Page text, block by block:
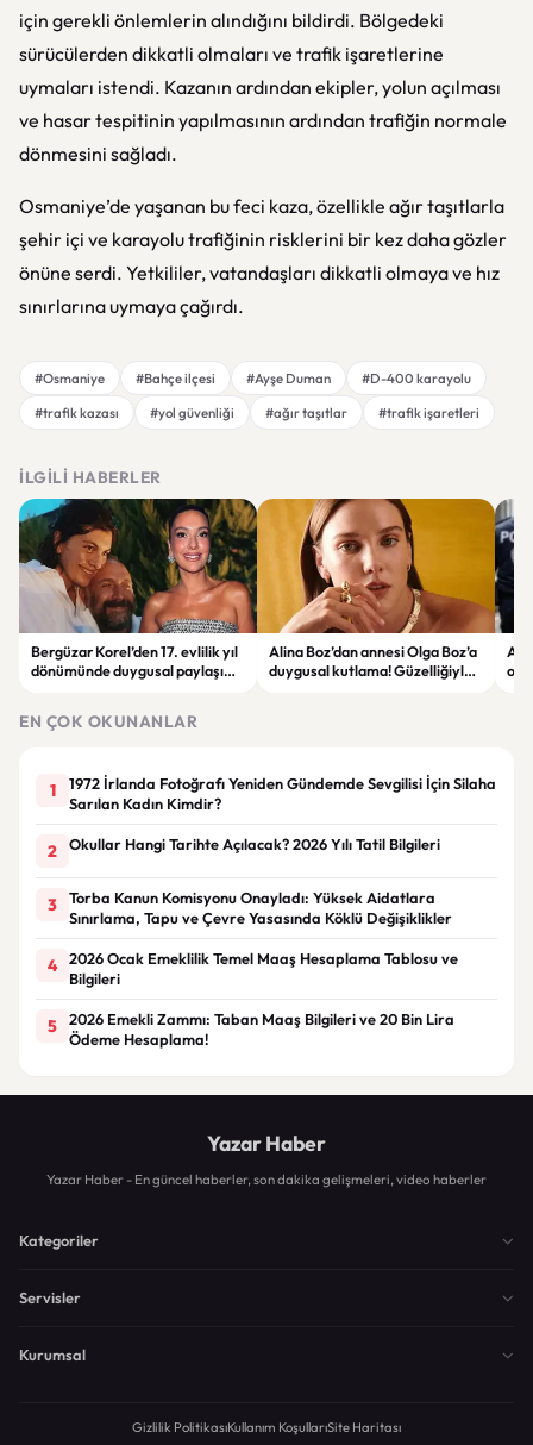
için gerekli önlemlerin alındığını bildirdi. Bölgedeki
sürücülerden dikkatli olmaları ve trafik işaretlerine
uymaları istendi. Kazanın ardından ekipler, yolun açılması
ve hasar tespitinin yapılmasının ardından trafiğin normale
dönmesini sağladı.
Osmaniye’de yaşanan bu feci kaza, özellikle ağır taşıtlarla
şehir içi ve karayolu trafiğinin risklerini bir kez daha gözler
önüne serdi. Yetkililer, vatandaşları dikkatli olmaya ve hız
sınırlarına uymaya çağırdı.
#Osmaniye #Bahçe ilçesi #Ayşe Duman
#D-400 karayolu
#trafik kazası
#yol güvenliği #ağır taşıtlar #trafik işaretleri
İLGILI HABERLER
Bergüzar Korel’den 17. evlilik yıl
dönümünde duygusal paylaşım!
Alina Boz’dan annesi Olga Boz’a
duygusal kutlama! Güzelliğiyle
EN ÇOK OKUNANLAR
1
1972 İrlanda Fotoğrafı Yeniden Gündemde Sevgilisi İçin Silaha
Sarılan Kadın Kimdir?
2 Okullar Hangi Tarihte Açılacak? 2026 Yılı Tatil Bilgileri
3
Torba Kanun Komisyonu Onayladı: Yüksek Aidatlara
Sınırlama, Tapu ve Çevre Yasasında Köklü Değişiklikler
4
2026 Ocak Emeklilik Temel Maaş Hesaplama Tablosu ve
Bilgileri
5
2026 Emekli Zammı: Taban Maaş Bilgileri ve 20 Bin Lira
Ödeme Hesaplama!
Yazar Haber
Yazar Haber - En güncel haberler, son dakika gelişmeleri, video haberler
Kategoriler
Servisler
Kurumsal
Gizlilik PolitikasıKullanım KoşullarıSite Haritası